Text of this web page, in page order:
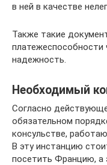
в ней в качестве
Также такие
платежеспособности
надежность.
Необходимый
Согласно
обязательном
консульстве,
В эту инстанцию
посетить Францию, а